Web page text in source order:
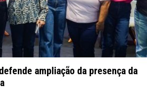
ampliação da presença da